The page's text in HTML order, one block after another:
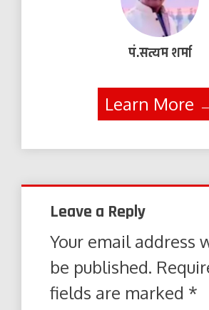
पं.सत्यम शर्मा
Learn More
Leave a Reply
Your email address
be published.
fields are marked *